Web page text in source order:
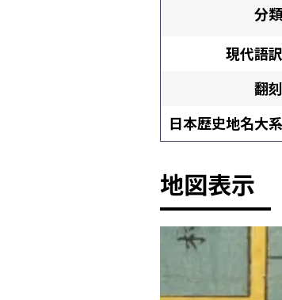
分類
現代語訳
翻刻
日本歴史地名大系
地図表示
+